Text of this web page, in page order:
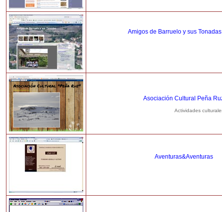
Amigos de Barruelo y sus
Asociación Cultural Peña
Actividades
Aventuras&Aventuras